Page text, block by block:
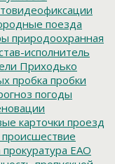
поезда
природоохранная
исполнитель
Приходько
пробка пробки
погоды
карточки проезд
происшествие
прокуратура ЕАО